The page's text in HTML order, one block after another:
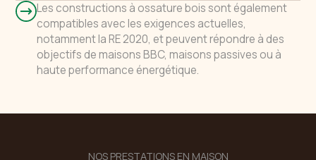
Les constructions à ossature bois sont également
compatibles avec les exigences actuelles,
notamment la RE 2020, et peuvent répondre à des
objectifs de maisons BBC, maisons passives ou à
haute performance énergétique.
NOS PRESTATIONS EN MAISON